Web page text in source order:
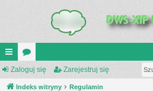
UI
C
or
a
Zaloguj się Zarejestruj się
Indeks witryny Regulamin